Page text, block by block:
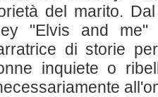
del marito.
"Elvis and
di storie
inquiete o